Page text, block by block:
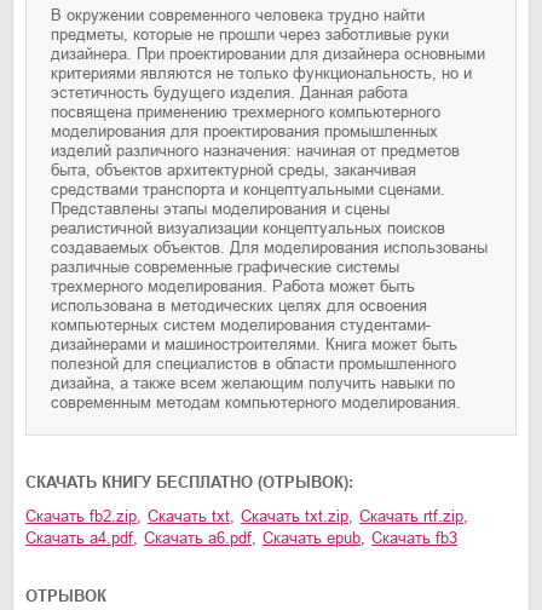
В окружении современного человека трудно найти
предметы, которые не прошли через заботливые руки
дизайнера. При проектировании для дизайнера основными
критериями являются не только функциональность, но и
эстетичность будущего изделия. Данная работа
посвящена применению трехмерного компьютерного
моделирования для проектирования промышленных
изделий различного назначения: начиная от предметов
быта, объектов архитектурной среды, заканчивая
средствами транспорта и концептуальными сценами.
Представлены этапы моделирования и сцены
реалистичной визуализации концептуальных поисков
создаваемых объектов. Для моделирования использованы
различные современные графические системы
трехмерного моделирования. Работа может быть
использована в методических целях для освоения
компьютерных систем моделирования студентами-
дизайнерами и машиностроителями. Книга может быть
полезной для специалистов в области промышленного
дизайна, а также всем желающим получить навыки по
современным методам компьютерного моделирования.
CКАЧАТЬ КНИГУ БЕСПЛАТНО (ОТРЫВОК):
Скачать fb2.zip Скачать txt Скачать txt.zip Скачать rtf.zip
Скачать a4.pdf Скачать a6.pdf Скачать epub Скачать fb3
ОТРЫВОК